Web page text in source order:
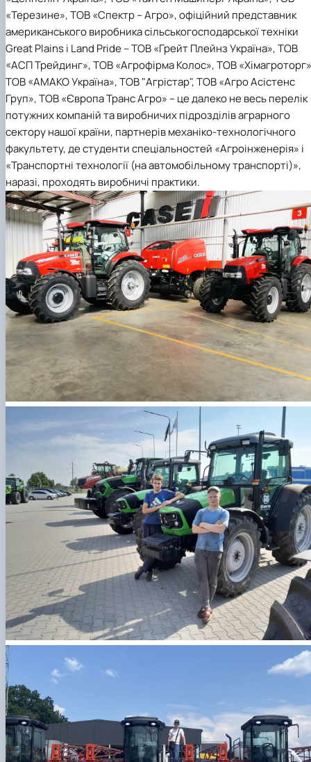
«Терезине», ТОВ «Спектр – Агро», офіційний представник
американського виробника сільськогосподарської техніки
Great Plains і Land Pride – ТОВ «Грейт Плейнз Україна», ТОВ
«АСП Трейдинг», ТОВ «Агрофірма Колос», ТОВ
ТОВ «АМАКО Україна», ТОВ "Агрістар", ТОВ «Агро Асістенс
Груп», ТОВ «Європа Транс Агро» – це далеко не весь перелік
потужних компаній та виробничих підрозділів аграрного
сектору нашої країни, партнерів механіко-технологічного
факультету, де студенти спеціальностей «Агроінженерія» і
«Транспортні технології (на автомобільному транспорті)»,
наразі, проходять виробничі практики.